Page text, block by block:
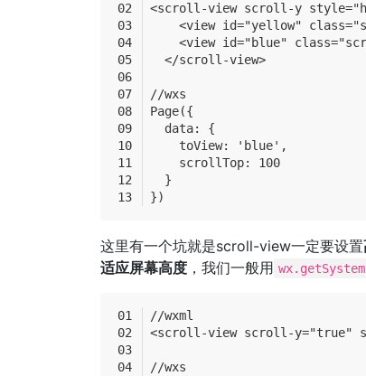
<scroll-view scroll-y
<view id="yellow"
<view id="blue"
  </scroll-view>
//wxs
Page({
  data: {
    toView: 'blue',
    scrollTop: 100
  }
})
这里有一个坑就是scroll-view一定要设置
适应屏幕高度 ，我们一般用
//wxml
<scroll-view scroll-y="true"
//wxs